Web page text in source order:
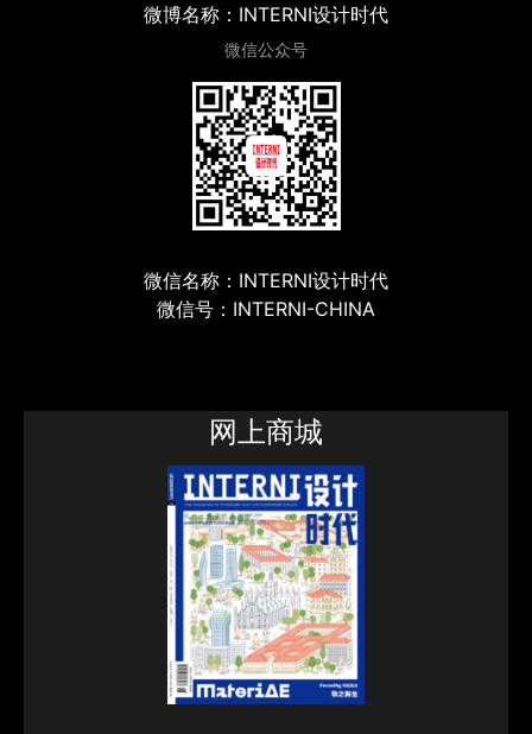
微博名称：INTERNI设计时代
微信公众号
微信名称：INTERNI设计时代
微信号：INTERNI-CHINA
网上商城